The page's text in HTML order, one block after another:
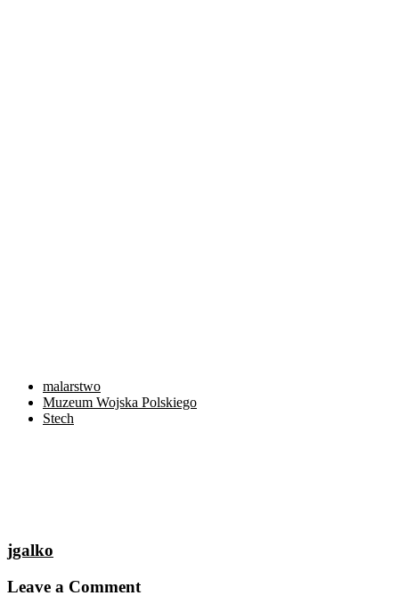
malarstwo
Muzeum Wojska Polskiego
Stech
jgalko
Leave a Comment